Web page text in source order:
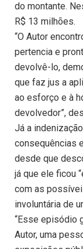
do montante.
R$ 13 milhões.
“O Autor
pertencia e
devolvê-lo,
que faz jus a
ao esforço e à
devolvedor”,
Já a
consequências
desde que
já que ele ficou
com as
involuntária de
“Esse episódio
Autor, uma